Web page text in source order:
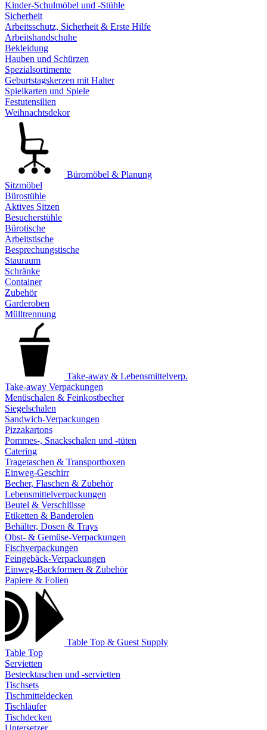
Kinder-Schulmöbel und -Stühle
Sicherheit
Arbeitsschutz, Sicherheit & Erste Hilfe
Arbeitshandschuhe
Bekleidung
Hauben und Schürzen
Spezialsortimente
Geburtstagskerzen mit Halter
Spielkarten und Spiele
Festutensilien
Weihnachtsdekor
Büromöbel & Planung
Sitzmöbel
Bürostühle
Aktives Sitzen
Besucherstühle
Bürotische
Arbeitstische
Besprechungstische
Stauraum
Schränke
Container
Zubehör
Garderoben
Mülltrennung
Take-away & Lebensmittelverp.
Take-away Verpackungen
Menüschalen & Feinkostbecher
Siegelschalen
Sandwich-Verpackungen
Pizzakartons
Pommes-, Snackschalen und -tüten
Catering
Tragetaschen & Transportboxen
Einweg-Geschirr
Becher, Flaschen & Zubehör
Lebensmittelverpackungen
Beutel & Verschlüsse
Etiketten & Banderolen
Behälter, Dosen & Trays
Obst- & Gemüse-Verpackungen
Fischverpackungen
Feingebäck-Verpackungen
Einweg-Backformen & Zubehör
Papiere & Folien
Table Top & Guest Supply
Table Top
Servietten
Bestecktaschen und -servietten
Tischsets
Tischmitteldecken
Tischläufer
Tischdecken